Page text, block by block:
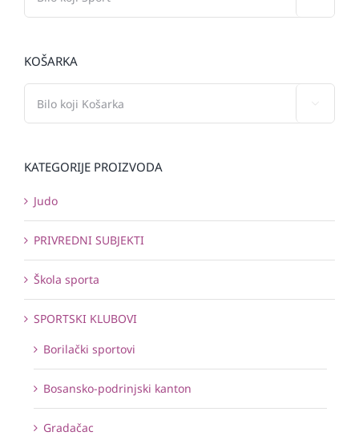
KOŠARKA
KATEGORIJE PROIZVODA
Judo
PRIVREDNI SUBJEKTI
Škola sporta
SPORTSKI KLUBOVI
Borilački sportovi
Bosansko-podrinjski kanton
Gradačac